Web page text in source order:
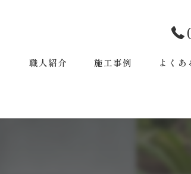
職人紹介 施工事例 よくあ